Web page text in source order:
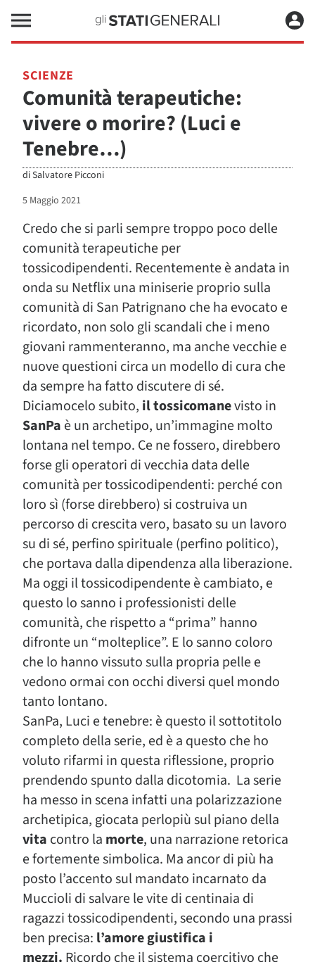
SCIENZE
Comunità terapeutiche:
vivere o morire? (Luci e
Tenebre…)
diSalvatore Picconi
5 Maggio 2021
Credo che si parli sempre troppo poco delle
comunità terapeutiche per
tossicodipendenti. Recentemente è andata in
onda su Netflix una miniserie proprio sulla
comunità di San Patrignano che ha evocato e
ricordato, non solo gli scandali che i meno
giovani rammenteranno, ma anche vecchie e
nuove questioni circa un modello di cura che
da sempre ha fatto discutere di sé.
Diciamocelo subito, il tossicomanevisto in
SanPa è un archetipo, un’immagine molto
lontana nel tempo. Ce ne fossero, direbbero
forse gli operatori di vecchia data delle
comunità per tossicodipendenti: perché con
loro sì (forse direbbero) si costruiva un
percorso di crescita vero, basato su un lavoro
su di sé, perfino spirituale (perfino politico),
che portava dalla dipendenza alla liberazione.
Ma oggi il tossicodipendente è cambiato, e
questo lo sanno i professionisti delle
comunità, che rispetto a “prima” hanno
difronte un “molteplice”. E lo sanno coloro
che lo hanno vissuto sulla propria pelle e
vedono ormai con occhi diversi quel mondo
tanto lontano.
SanPa, Luci e tenebre: è questo il sottotitolo
completo della serie, ed è a questo che ho
voluto rifarmi in questa riflessione, proprio
prendendo spunto dalla dicotomia. La serie
ha messo in scena infatti una polarizzazione
archetipica, giocata perlopiù sul piano della
vita contro la morte, una narrazione retorica
e fortemente simbolica. Ma ancor di più ha
posto l’accento sul mandato incarnato da
Muccioli di salvare le vite di centinaia di
ragazzi tossicodipendenti, secondo una prassi
ben precisa: l’amore giustifica i
mezzi. Ricordo che il sistema coercitivo che